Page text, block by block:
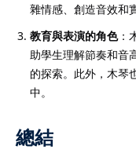
雜情感、創造音效和
教育與表演的角色：
助學生理解節奏和音
的探索。此外，木琴
中。
總結